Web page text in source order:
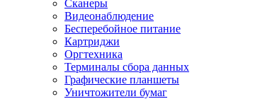
Сканеры
Видеонаблюдение
Бесперебойное питание
Картриджи
Оргтехника
Терминалы сбора данных
Графические планшеты
Уничтожители бумаг